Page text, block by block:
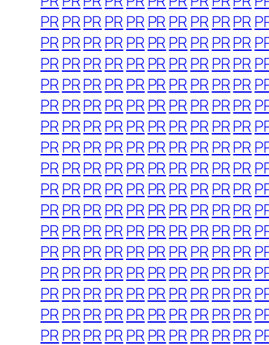
PR PRPR PR PR PR PR PR PRPR
PR PRPR PR PR PR PR PR PRPR
PR PRPR PR PR PR PR PR PRPR
PR PRPR PR PR PR PR PR PRPR
PR PRPR PR PR PR PR PR PRPR
PR PRPR PR PR PR PR PR PRPR
PR PRPR PR PR PR PR PR PRPR
PR PRPR PR PR PR PR PR PRPR
PR PRPR PR PR PR PR PR PRPR
PR PRPR PR PR PR PR PR PRPR
PR PRPR PR PR PR PR PR PRPR
PR PRPR PR PR PR PR PR PRPR
PR PRPR PR PR PR PR PR PRPR
PR PRPR PR PR PR PR PR PRPR
PR PRPR PR PR PR PR PR PRPR
PR PRPR PR PR PR PR PR PRPR